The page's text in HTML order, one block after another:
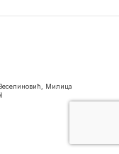
Милица